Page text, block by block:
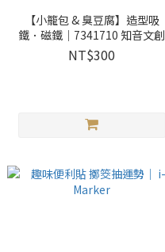
【小籠包 & 臭豆腐】造型吸
鐵．磁鐵｜7341710 知音文創
NT$300